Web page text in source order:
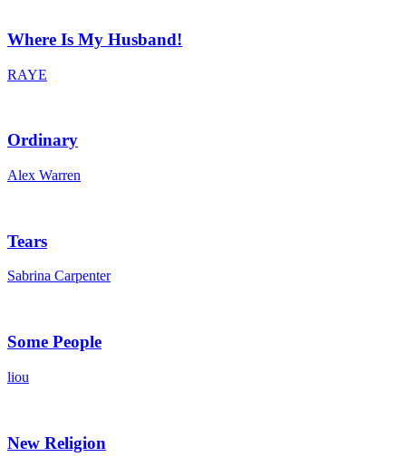
Where Is My Husband!
RAYE
Ordinary
Alex Warren
Tears
Sabrina Carpenter
Some People
liou
New Religion